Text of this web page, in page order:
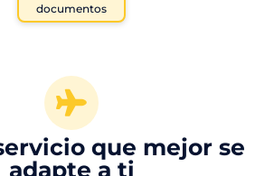
documentos
que mejor se
adapte a ti